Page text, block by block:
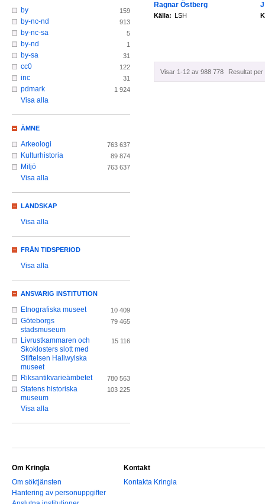
Ragnar Östberg
Källa: LSH
Visar 1-12 av 988 778 Resultat per
by 159
by-nc-nd 913
by-nc-sa 5
by-nd 1
by-sa 31
cc0 122
inc 31
pdmark 1 924
Visa alla
ÄMNE
Arkeologi 763 637
Kulturhistoria 89 874
Miljö 763 637
Visa alla
LANDSKAP
Visa alla
FRÅN TIDSPERIOD
Visa alla
ANSVARIG INSTITUTION
Etnografiska museet 10 409
Göteborgs
stadsmuseum
79 465
Livrustkammaren och
Skoklosters slott med
Stiftelsen Hallwylska
museet
15 116
Riksantikvarieämbetet 780 563
Statens historiska
museum
103 225
Visa alla
Om Kringla
Om söktjänsten
Hantering av personuppgifter
Kontakt
Kontakta Kringla